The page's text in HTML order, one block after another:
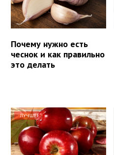
Почему нужно есть
чеснок и как правильно
это делать
ЛУЧШЕЕ